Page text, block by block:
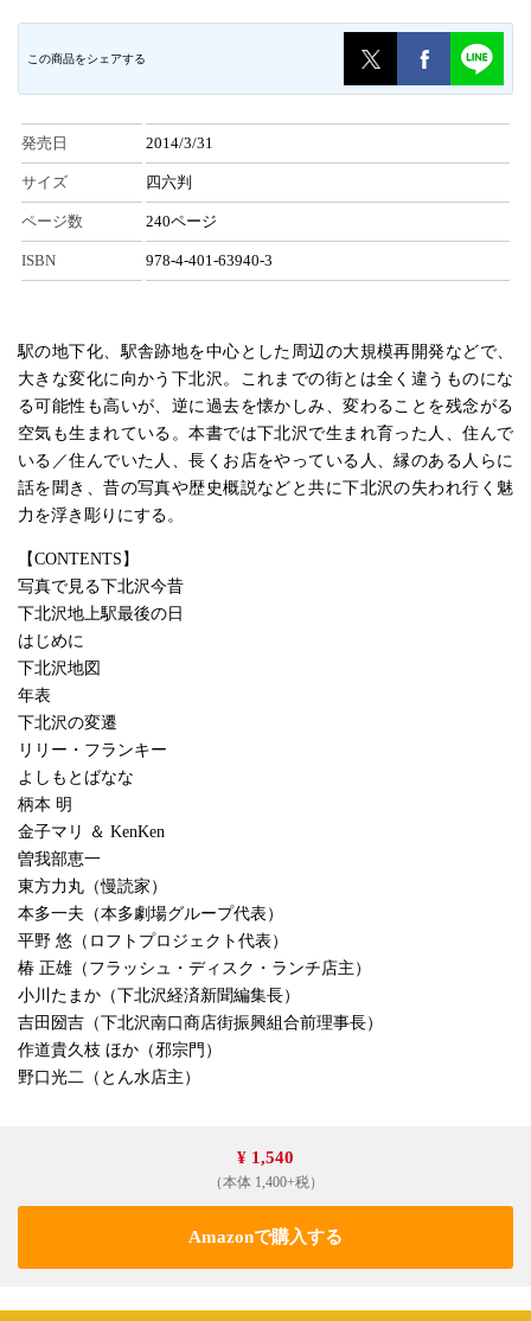
この商品をシェアする
発売日 2014/3/31
サイズ 四六判
ページ数 240ページ
ISBN 978-4-401-63940-3
駅の地下化、駅舎跡地を中心とした周辺の大規模再開発などで、
大きな変化に向かう下北沢。これまでの街とは全く違うものにな
る可能性も高いが、逆に過去を懐かしみ、変わることを残念がる
空気も生まれている。本書では下北沢で生まれ育った人、住んで
いる／住んでいた人、長くお店をやっている人、縁のある人らに
話を聞き、昔の写真や歴史概説などと共に下北沢の失われ行く魅
力を浮き彫りにする。
【CONTENTS】
写真で見る下北沢今昔
下北沢地上駅最後の日
はじめに
下北沢地図
年表
下北沢の変遷
リリー・フランキー
よしもとばなな
柄本 明
金子マリ ＆ KenKen
曽我部恵一
東方力丸（慢読家）
本多一夫（本多劇場グループ代表）
平野 悠（ロフトプロジェクト代表）
椿 正雄（フラッシュ・ディスク・ランチ店主）
小川たまか（下北沢経済新聞編集長）
吉田圀吉（下北沢南口商店街振興組合前理事長）
作道貴久枝 ほか（邪宗門）
野口光二（とん水店主）
¥ 1,540
（本体 1,400+税）
Amazonで購入する